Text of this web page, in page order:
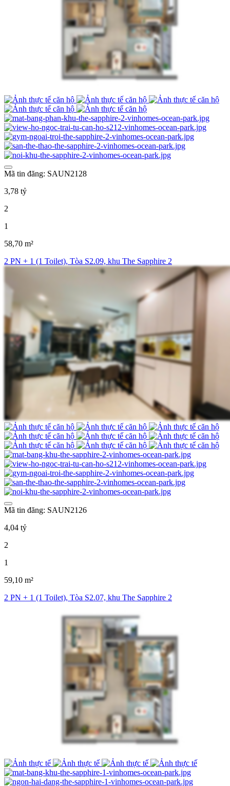
Mã tin đăng: SAUN2128
3,78 tỷ
2
1
58,70 m²
2 PN + 1 (1 Toilet), Tòa S2.09, khu The Sapphire 2
Mã tin đăng: SAUN2126
4,04 tỷ
2
1
59,10 m²
2 PN + 1 (1 Toilet), Tòa S2.07, khu The Sapphire 2